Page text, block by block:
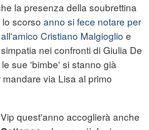
la presenza della soubrettina
scorso anno si fece notare per
Cristiano Malgioglio e
nei confronti di Giulia De
sue 'bimbe' si stanno già
via Lisa al primo
quest'anno accoglierà anche